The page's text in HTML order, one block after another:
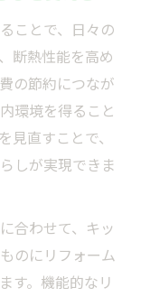
ことで、日々の
断熱性能を高め
の節約につなが
環境を得ること
直すことで、
しが実現できま
合わせて、キッ
のにリフォーム
す。機能的なリ